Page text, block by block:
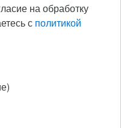
на обработку
с политикой